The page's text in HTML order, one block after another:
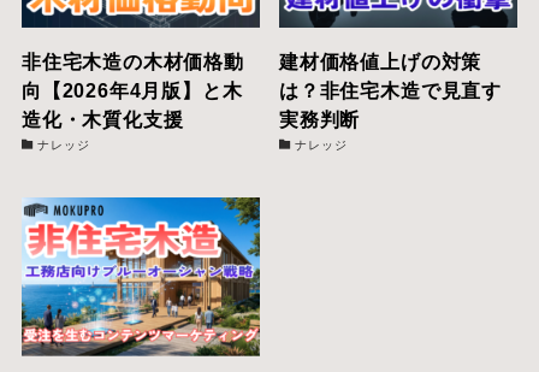
非住宅木造の木材価格動
向【2026年4月版】と木
造化・木質化支援
ナレッジ
建材価格値上げの対策
は？非住宅木造で見直す
実務判断
ナレッジ